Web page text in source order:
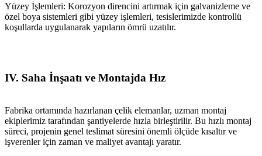
Yüzey İşlemleri: Korozyon direncini artırmak için galvanizleme ve
özel boya sistemleri gibi yüzey işlemleri, tesislerimizde kontrollü
koşullarda uygulanarak yapıların ömrü uzatılır.
IV. Saha İnşaatı ve Montajda Hız
Fabrika ortamında hazırlanan çelik elemanlar, uzman montaj
ekiplerimiz tarafından şantiyelerde hızla birleştirilir. Bu hızlı montaj
süreci, projenin genel teslimat süresini önemli ölçüde kısaltır ve
işverenler için zaman ve maliyet avantajı yaratır.